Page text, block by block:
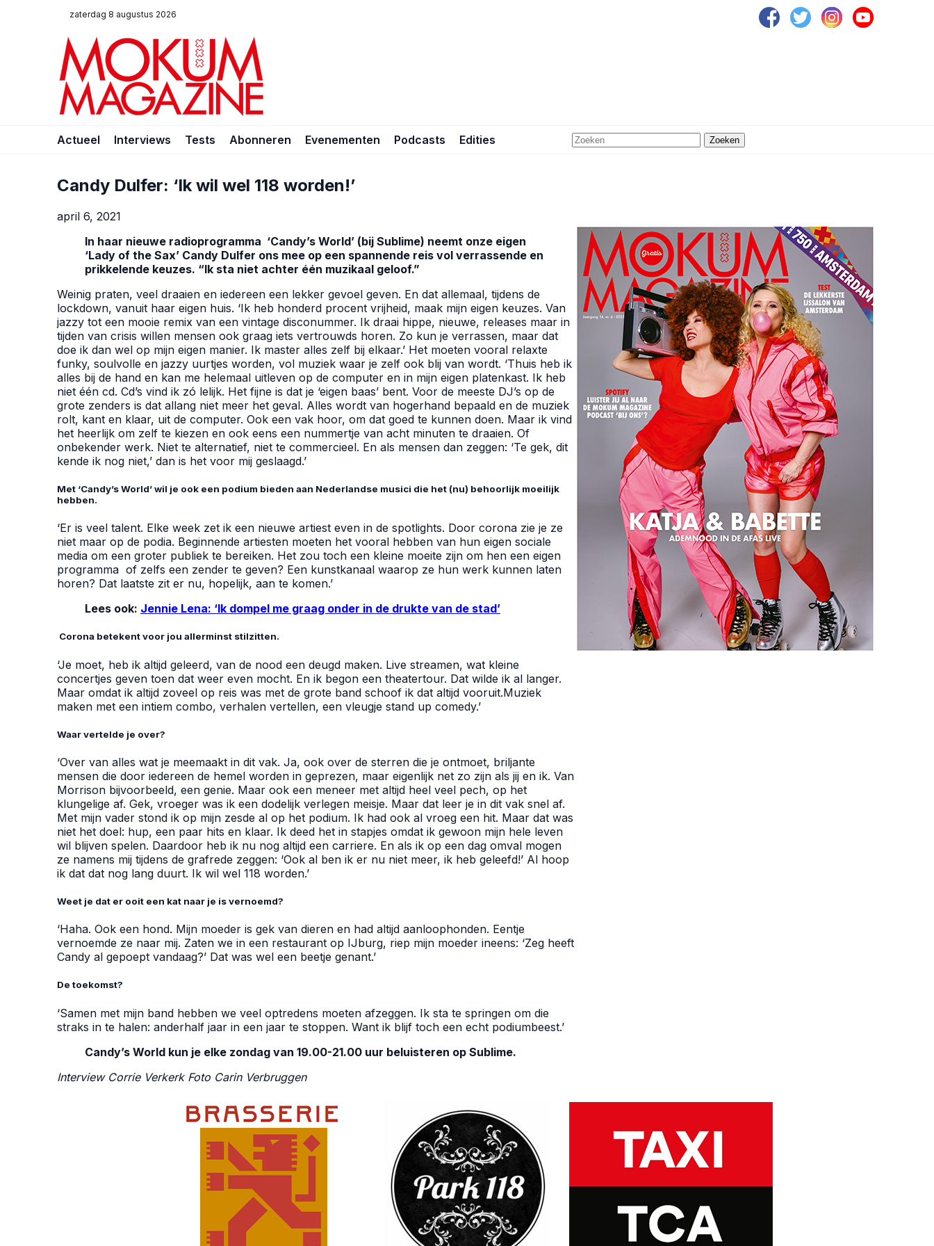
zaterdag 8 augustus 2026
Actueel Interviews Tests Abonneren Evenementen Podcasts Edities Zoeken
Candy Dulfer: ‘Ik wil wel 118 worden!’
april 6, 2021
In haar nieuwe radioprogramma ‘Candy’s World’ (bij Sublime) neemt onze eigen
‘Lady of the Sax’ Candy Dulfer ons mee op een spannende reis vol verrassende en
prikkelende keuzes. “Ik sta niet achter één muzikaal geloof.”
Weinig praten, veel draaien en iedereen een lekker gevoel geven. En dat allemaal, tijdens de
lockdown, vanuit haar eigen huis. ‘Ik heb honderd procent vrijheid, maak mijn eigen keuzes. Van
jazzy tot een mooie remix van een vintage disconummer. Ik draai hippe, nieuwe, releases maar in
tijden van crisis willen mensen ook graag iets vertrouwds horen. Zo kun je verrassen, maar dat
doe ik dan wel op mijn eigen manier. Ik master alles zelf bij elkaar.’ Het moeten vooral relaxte
funky, soulvolle en jazzy uurtjes worden, vol muziek waar je zelf ook blij van wordt. ‘Thuis heb ik
alles bij de hand en kan me helemaal uitleven op de computer en in mijn eigen platenkast. Ik heb
niet één cd. Cd’s vind ik zó lelijk. Het fijne is dat je ‘eigen baas’ bent. Voor de meeste DJ’s op de
grote zenders is dat allang niet meer het geval. Alles wordt van hogerhand bepaald en de muziek
rolt, kant en klaar, uit de computer. Ook een vak hoor, om dat goed te kunnen doen. Maar ik vind
het heerlijk om zelf te kiezen en ook eens een nummertje van acht minuten te draaien. Of
onbekender werk. Niet te alternatief, niet te commercieel. En als mensen dan zeggen: ‘Te gek, dit
kende ik nog niet,’ dan is het voor mij geslaagd.’
Met ‘Candy’s World’ wil je ook een podium bieden aan Nederlandse musici die het (nu) behoorlijk moeilijk
hebben.
‘Er is veel talent. Elke week zet ik een nieuwe artiest even in de spotlights. Door corona zie je ze
niet maar op de podia. Beginnende artiesten moeten het vooral hebben van hun eigen sociale
media om een groter publiek te bereiken. Het zou toch een kleine moeite zijn om hen een eigen
programma of zelfs een zender te geven? Een kunstkanaal waarop ze hun werk kunnen laten
horen? Dat laatste zit er nu, hopelijk, aan te komen.’
Lees ook: Jennie Lena: ‘Ik dompel me graag onder in de drukte van de stad’
Corona betekent voor jou allerminst stilzitten.
‘Je moet, heb ik altijd geleerd, van de nood een deugd maken. Live streamen, wat kleine
concertjes geven toen dat weer even mocht. En ik begon een theatertour. Dat wilde ik al langer.
Maar omdat ik altijd zoveel op reis was met de grote band schoof ik dat altijd vooruit.Muziek
maken met een intiem combo, verhalen vertellen, een vleugje stand up comedy.’
Waar vertelde je over?
‘Over van alles wat je meemaakt in dit vak. Ja, ook over de sterren die je ontmoet, briljante
mensen die door iedereen de hemel worden in geprezen, maar eigenlijk net zo zijn als jij en ik. Van
Morrison bijvoorbeeld, een genie. Maar ook een meneer met altijd heel veel pech, op het
klungelige af. Gek, vroeger was ik een dodelijk verlegen meisje. Maar dat leer je in dit vak snel af.
Met mijn vader stond ik op mijn zesde al op het podium. Ik had ook al vroeg een hit. Maar dat was
niet het doel: hup, een paar hits en klaar. Ik deed het in stapjes omdat ik gewoon mijn hele leven
wil blijven spelen. Daardoor heb ik nu nog altijd een carriere. En als ik op een dag omval mogen
ze namens mij tijdens de grafrede zeggen: ‘Ook al ben ik er nu niet meer, ik heb geleefd!’ Al hoop
ik dat dat nog lang duurt. Ik wil wel 118 worden.’
Weet je dat er ooit een kat naar je is vernoemd?
‘Haha. Ook een hond. Mijn moeder is gek van dieren en had altijd aanloophonden. Eentje
vernoemde ze naar mij. Zaten we in een restaurant op IJburg, riep mijn moeder ineens: ‘Zeg heeft
Candy al gepoept vandaag?’ Dat was wel een beetje genant.’
De toekomst?
‘Samen met mijn band hebben we veel optredens moeten afzeggen. Ik sta te springen om die
straks in te halen: anderhalf jaar in een jaar te stoppen. Want ik blijf toch een echt podiumbeest.’
Candy’s World kun je elke zondag van 19.00-21.00 uur beluisteren op Sublime.
Interview Corrie Verkerk Foto Carin Verbruggen